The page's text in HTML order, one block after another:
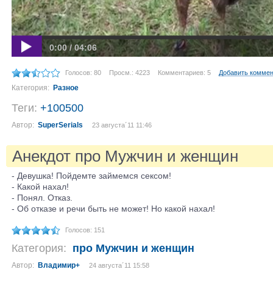
0:00 / 04:06
Голосов: 80 Просм.: 4223 Комментариев: 5 Добавить
Категория: Разное
Теги: +100500
Автор: SuperSerials 23 августа´11 11:46
Анекдот про Мужчин и женщин
- Девушка! Пойдемте займемся сексом!
- Какой нахал!
- Понял. Отказ.
- Об отказе и речи быть не может! Но какой нахал!
Голосов: 151
Категория: про Мужчин и женщин
Автор: Владимир+ 24 августа´11 15:58